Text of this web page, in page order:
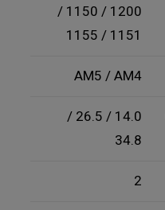
1200 / 1150 /
1151 / 1155
AM5 / AM4
14.0 / 26.5 /
34.8
2